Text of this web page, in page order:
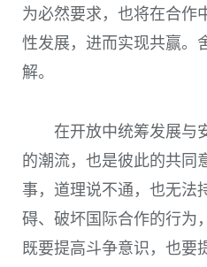
为必然要求，也将在合作
性发展，进而实现共赢。
解。
在开放中统筹发展与
的潮流，也是彼此的共同
事，道理说不通，也无法
碍、破坏国际合作的行为
既要提高斗争意识，也要